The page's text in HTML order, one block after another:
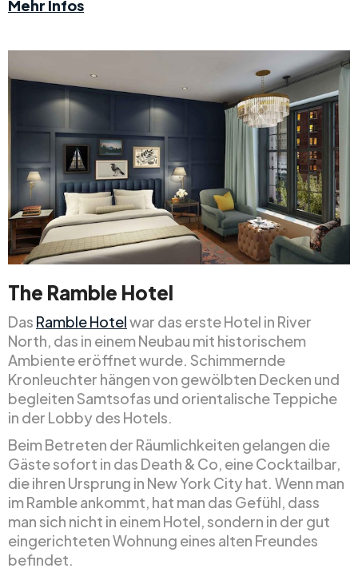
Mehr Infos
The Ramble Hotel
Das Ramble Hotelwar das erste Hotel in River
North, das in einem Neubau mit historischem
Ambiente eröffnet wurde. Schimmernde
Kronleuchter hängen von gewölbten Decken und
begleiten Samtsofas und orientalische Teppiche
in der Lobby des Hotels.
Beim Betreten der Räumlichkeiten gelangen die
Gäste sofort in das Death & Co, eine Cocktailbar,
die ihren Ursprung in New York City hat. Wenn man
im Ramble ankommt, hat man das Gefühl, dass
man sich nicht in einem Hotel, sondern in der gut
eingerichteten Wohnung eines alten Freundes
befindet.